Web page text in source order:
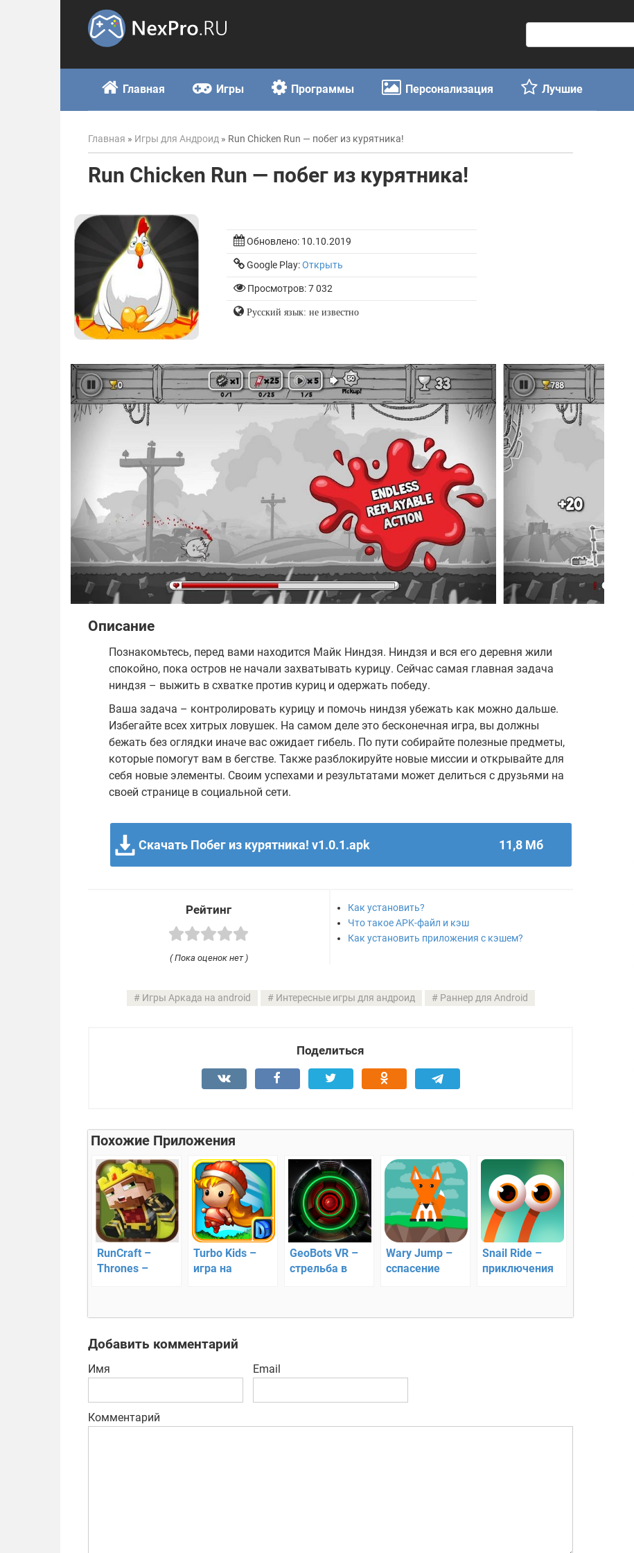
о
с
к
:
Главная Игры Программы Персонализация Лучшие
Главная » Игры для Андроид » Run Chicken Run — побег из курятника!
Run Chicken Run — побег из курятника!
Обновлено: 10.10.2019
Google Play:Открыть
Просмотров: 7 032
Русский язык: не известно
Описание
Познакомьтесь, перед вами находится Майк Ниндзя. Ниндзя и вся его деревня жили
спокойно, пока остров не начали захватывать курицу. Сейчас самая главная задача
ниндзя – выжить в схватке против куриц и одержать победу.
Ваша задача – контролировать курицу и помочь ниндзя убежать как можно дальше.
Избегайте всех хитрых ловушек. На самом деле это бесконечная игра, вы должны
бежать без оглядки иначе вас ожидает гибель. По пути собирайте полезные предметы,
которые помогут вам в бегстве. Также разблокируйте новые миссии и открывайте для
себя новые элементы. Своим успехами и результатами может делиться с друзьями на
своей странице в социальной сети.
Скачать Побег из курятника! v1.0.1.apk 11,8 Мб
Рейтинг
( Пока оценок нет )
Как установить?
Что такое APK-файл и кэш
Как установить приложения с кэшем?
Игры Аркада на android Интересные игры для андроид Раннер для Android
Поделиться
Похожие Приложения
RunCraft –
Thrones –
Turbo Kids –
игра на
GeoBots VR –
стрельба в
Wary Jump –
cспасение
Snail Ride –
приключения
Добавить комментарий
Имя Email
Комментарий